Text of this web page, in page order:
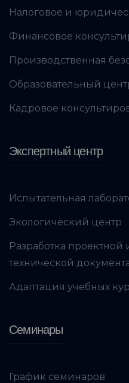
Налоговое и
Финансовое
Производственная
Образовательный
Кадровое
Экспертный центр
Испытательная
Экологический центр
Разработка
технической
Адаптация учебных
Семинары
График семинаров